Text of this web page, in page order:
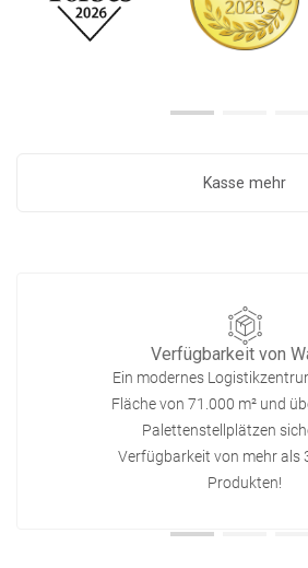
Kasse mehr
Verfügbarkeit von
Ein modernes
Fläche von 71.000 m² und
Palettenstellplätzen
Verfügbarkeit von mehr als
Produkten!